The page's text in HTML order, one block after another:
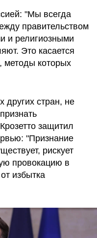
"Мы всегда
правительством
и религиозными
Это касается
методы которых
других стран, не
защитил
"Признание
рискует
провокацию в
избытка